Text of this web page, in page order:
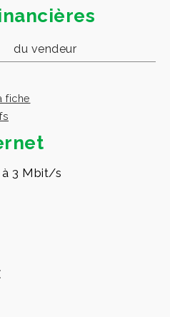
du vendeur
fiche
à 3 Mbit/s